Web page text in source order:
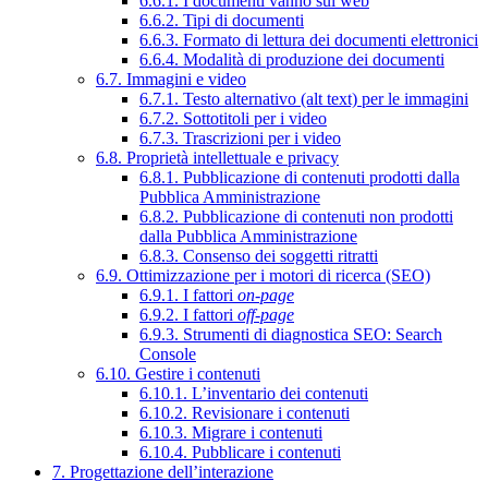
6.6.2. Tipi di documenti
6.6.3. Formato di lettura dei documenti elettronici
6.6.4. Modalità di produzione dei documenti
6.7. Immagini e video
6.7.1. Testo alternativo (alt text) per le immagini
6.7.2. Sottotitoli per i video
6.7.3. Trascrizioni per i video
6.8. Proprietà intellettuale e privacy
6.8.1. Pubblicazione di contenuti prodotti dalla
Pubblica Amministrazione
6.8.2. Pubblicazione di contenuti non prodotti
dalla Pubblica Amministrazione
6.8.3. Consenso dei soggetti ritratti
6.9. Ottimizzazione per i motori di ricerca (SEO)
6.9.1. I fattori on-page
6.9.2. I fattori off-page
6.9.3. Strumenti di diagnostica SEO: Search
Console
6.10. Gestire i contenuti
6.10.1. L’inventario dei contenuti
6.10.2. Revisionare i contenuti
6.10.3. Migrare i contenuti
6.10.4. Pubblicare i contenuti
7. Progettazione dell’interazione